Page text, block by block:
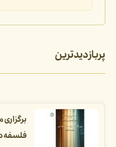
پربازدیدترین
فلسفه